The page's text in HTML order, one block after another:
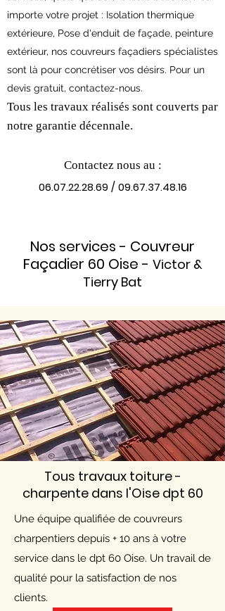
importe votre projet : Isolation thermique
extérieure, Pose d'enduit de façade, peinture
extérieur, nos couvreurs façadiers spécialistes
sont là pour concrétiser vos désirs. Pour un
devis gratuit, contactez-nous.
Tous les travaux réalisés sont couverts par
notre garantie décennale.
Contactez nous au :
06.07.22.28.69 /09.67.37.48.16
Nos services - Couvreur
Façadier 60 Oise - Victor &
Tierry Bat
Tous travaux toiture -
charpente dans l'Oise dpt 60
Une équipe qualifiée de couvreurs
charpentiers depuis + 10 ans à votre
service dans le dpt 60 Oise. Un travail de
qualité pour la satisfaction de nos
clients.